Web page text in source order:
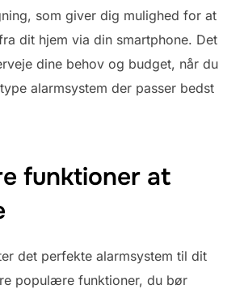
som giver dig mulighed for at
dit hjem via din smartphone. Det
dine behov og budget, når du
alarmsystem der passer bedst
funktioner at
det perfekte alarmsystem til dit
populære funktioner, du bør